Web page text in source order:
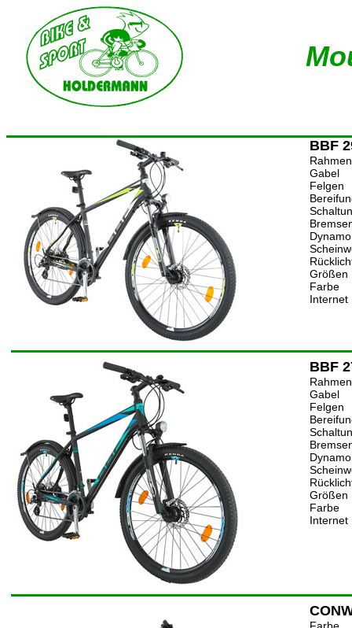
BBF
Rahmen
Gabel
Felgen
Dynamo
Größen
Farbe
Internet
BBF
Rahmen
Gabel
Felgen
Dynamo
Größen
Farbe
Internet